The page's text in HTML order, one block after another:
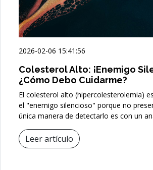
2026-02-06 15:41:56
Colesterol Alto: ¡Enemigo
¿Cómo Debo Cuidarme?
El colesterol alto (hipercolesterolemia)
el "enemigo silencioso" porque no
única manera de detectarlo es con un
Leer artículo